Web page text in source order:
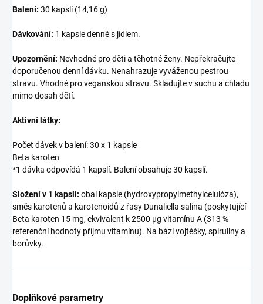
Balení: 30 kapslí (14,16 g)
Dávkování: 1 kapsle denně s jídlem.
Upozornění: Nevhodné pro děti a těhotné ženy. Nepřekračujte
doporučenou denní dávku. Nenahrazuje vyváženou pestrou
stravu. Vhodné pro veganskou stravu. Skladujte v suchu a chladu
mimo dosah dětí.
Aktivní látky:
Počet dávek v balení: 30 x 1 kapsle
Beta karoten
*1 dávka odpovídá 1 kapslí. Balení obsahuje 30 kapslí.
Složení v 1 kapsli: obal kapsle (hydroxypropylmethylcelulóza),
směs karotenů a karotenoidů z řasy Dunaliella salina (poskytující
Beta karoten 15 mg, ekvivalent k 2500 µg vitamínu A (313 %
referenční hodnoty příjmu vitamínu). Na bázi vojtěšky, spiruliny a
borůvky.
Doplňkové parametry